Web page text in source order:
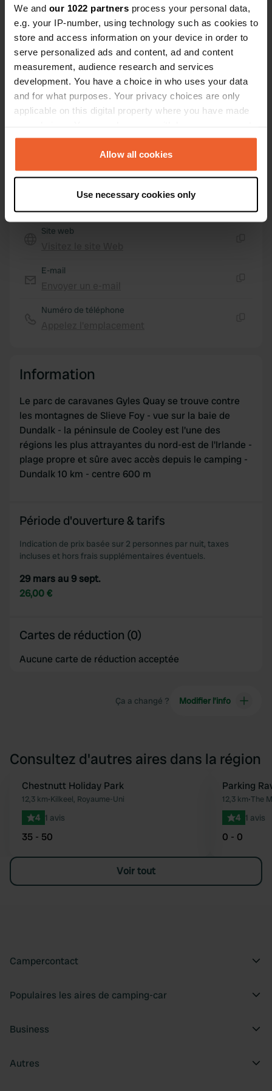
We and our 1022 partners process your personal data,
e.g. your IP-number, using technology such as cookies to
store and access information on your device in order to
serve personalized ads and content, ad and content
measurement, audience research and services
development. You have a choice in who uses your data
and for what purposes. Your privacy choices are only
applicable on this digital property where you have made
any time from the Cookie Declaration or by clicking on
the Privacy trigger icon.
Collect information about your geographical location
which can be accurate to within several meters
Identify your device by actively scanning it for
and set your preferences in the
We use cookies to personalise content and ads, to
provided to them or that they’ve collected from your use
Allow all cookies
Use necessary cookies only
The Municipal District of Dundalk, Irlande
Coordonnées
53° 59' 18" N 6° 14' 32" W
53.98843 -6.24228
Code du site
pour toutes les coordonnées
Site web
E-mail
Numéro de téléphone
Information
Le parc de caravanes Gyles Quay se trouve contre
les montagnes de Slieve Foy - vue sur la baie de
Dundalk - la péninsule de Cooley est l'une des
régions les plus attrayantes du nord-est de l'Irlande -
plage propre et sûre avec accès depuis le camping -
Dundalk 10 km - centre 600 m
Période d'ouverture & tarifs
Indication de prix basée sur 2 personnes par nuit, taxes
incluses et hors frais supplémentaires éventuels.
29 mars au 9 sept.
26,00 €
Cartes de réduction (0)
Aucune carte de réduction acceptée
Ça a changé ? Modifier l’info
Consultez d'autres aires dans la région
Préféré
Chestnutt Holiday Park
12,3 km•Kilkeel, Royaume-Uni
4 1 avis
35 - 50
Parking
12,3 km•The
4 1 avis
0 - 0
Voir tout
Campercontact
Populaires les aires de camping-car
Business
Autres